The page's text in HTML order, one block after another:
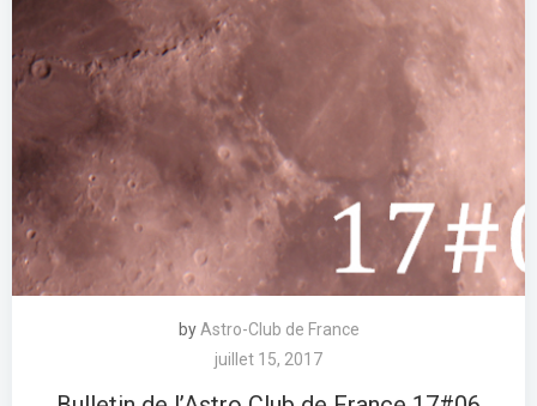
by Astro-Club de France
juillet 15, 2017